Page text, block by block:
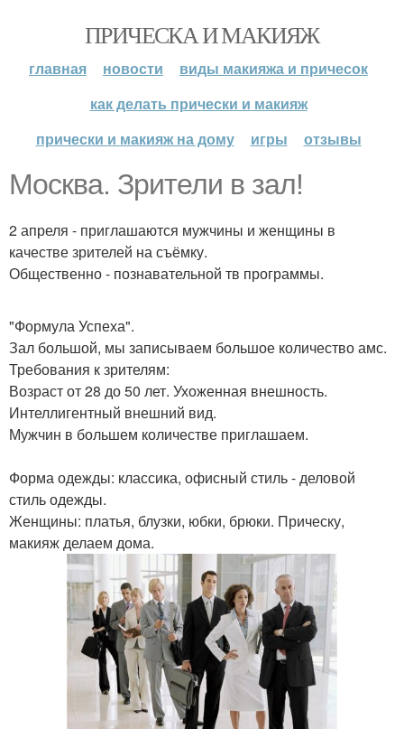
ПРИЧЕСКА И МАКИЯЖ
главная новости
виды макияжа и причесок
как делать прически и макияж
прически и макияж на дому
игры отзывы
Москва. Зрители в зал!
2 апреля - приглашаются мужчины и женщины в
качестве зрителей на съёмку.
Общественно - познавательной тв программы.
"Формула Успеха".
Зал большой, мы записываем большое количество амс.
Требования к зрителям:
Возраст от 28 до 50 лет. Ухоженная внешность.
Интеллигентный внешний вид.
Мужчин в большем количестве приглашаем.
Форма одежды: классика, офисный стиль - деловой
стиль одежды.
Женщины: платья, блузки, юбки, брюки. Прическу,
макияж делаем дома.